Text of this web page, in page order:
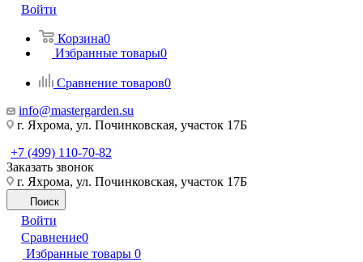
Войти
Корзина0
Избранные товары0
Сравнение товаров0
info@mastergarden.su
г. Яхрома, ул. Починковская, участок 17Б
+7 (499) 110-70-82
Заказать звонок
г. Яхрома, ул. Починковская, участок 17Б
Поиск
Войти
Сравнение0
Избранные товары 0